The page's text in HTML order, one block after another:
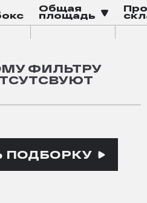
Общая
площадь
ФИЛЬТРУ
ПОДБОРКУ